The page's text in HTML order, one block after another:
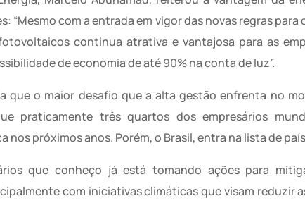
“Mesmo com a entrada em vigor das novas regras
continua atrativa e vantajosa para as
de economia de até 90% na conta de luz”.
que o maior desafio que a alta gestão enfrenta no
praticamente três quartos dos empresários
nos próximos anos. Porém, o Brasil, entra na lista de
que conheço já está tomando ações para
com iniciativas climáticas que visam reduzir